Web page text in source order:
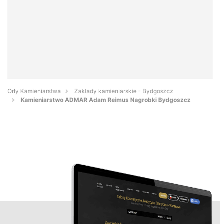
Orły Kamieniarstwa
Zakłady kamieniarskie - Bydgoszcz
Kamieniarstwo ADMAR Adam Reimus Nagrobki Bydgoszcz